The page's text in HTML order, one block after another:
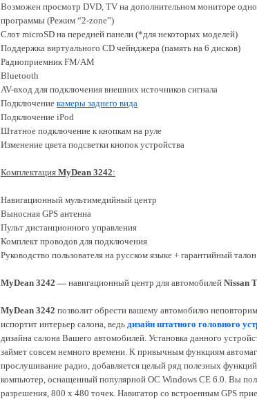
Возможен просмотр DVD, TV на дополнительном мониторе
программы (Режим “2-zone”)
Слот microSD на передней панели (*для некоторых моделей)
Поддержка виртуального CD чейнджера (память на 6 дисков)
Радиоприемник FM/AM
Bluetooth
AV-вход для подключения внешних источников сигнала
Подключение камеры заднего вида
Подключение iPod
Штатное подключение к кнопкам на руле
Изменение цвета подсветки кнопок устройства
Комплектация MyDean 3242:
Навигационный мультимедийный центр
Выносная GPS антенна
Пульт дистанционного управления
Комплект проводов для подключения
Руководство пользователя на русском языке + гарантийный талон
MyDean 3242 — навигационный центр для автомобилей Nissan
MyDean 3242 позволит обрести вашему автомобилю
испортит интерьер салона, ведь дизайн штатного головного
дизайна салона Вашего автомобилей. Установка данного
займет совсем немного времени. К привычным функциям
прослушивание радио, добавляется целый ряд полезных функций.
компьютер, оснащенный популярной ОС Windows CE 6.0. Вы
разрешения, 800 х 480 точек. Навигатор со встроенным GPS